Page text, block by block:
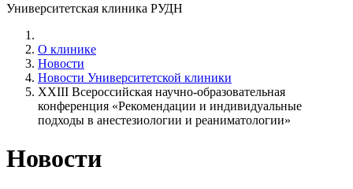
Университетская клиника РУДН
О клинике
Новости
Новости Университетской клиники
XXIII Всероссийская научно-образовательная
конференция «Рекомендации и индивидуальные
подходы в анестезиологии и реаниматологии»
Новости